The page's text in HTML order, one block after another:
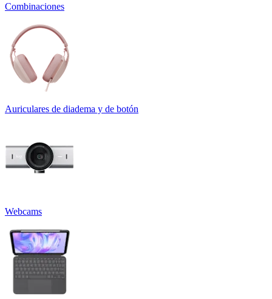
Combinaciones
Auriculares de diadema y de botón
Webcams